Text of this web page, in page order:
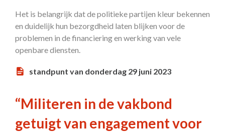
Het is belangrijk dat de politieke partijen kleur bekennen
en duidelijk hun bezorgdheid laten blijken voor de
problemen in de financiering en werking van vele
openbare diensten.
standpunt van donderdag 29 juni 2023
“Militeren in de vakbond
getuigt van engagement voor